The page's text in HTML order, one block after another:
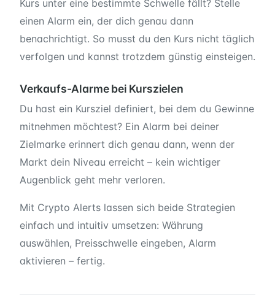
Kurs unter eine bestimmte Schwelle fällt? Stelle
einen Alarm ein, der dich genau dann
benachrichtigt. So musst du den Kurs nicht täglich
verfolgen und kannst trotzdem günstig einsteigen.
Verkaufs-Alarme bei Kurszielen
Du hast ein Kursziel definiert, bei dem du Gewinne
mitnehmen möchtest? Ein Alarm bei deiner
Zielmarke erinnert dich genau dann, wenn der
Markt dein Niveau erreicht – kein wichtiger
Augenblick geht mehr verloren.
Mit Crypto Alerts lassen sich beide Strategien
einfach und intuitiv umsetzen: Währung
auswählen, Preisschwelle eingeben, Alarm
aktivieren – fertig.